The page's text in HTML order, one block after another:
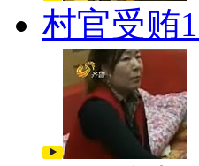
村官受贿